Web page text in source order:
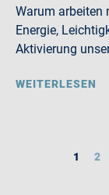
Warum arbeiten
Energie,
Aktivierung
WEITERLESEN
1 2